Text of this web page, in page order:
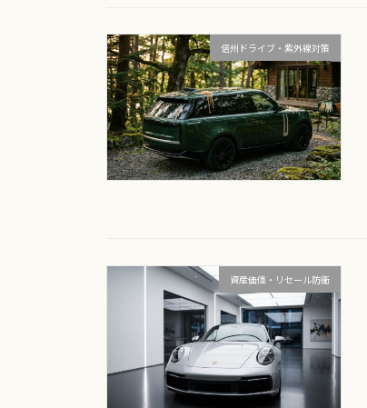
信州ドライブ・紫外線対策
資産価値・リセール防衛